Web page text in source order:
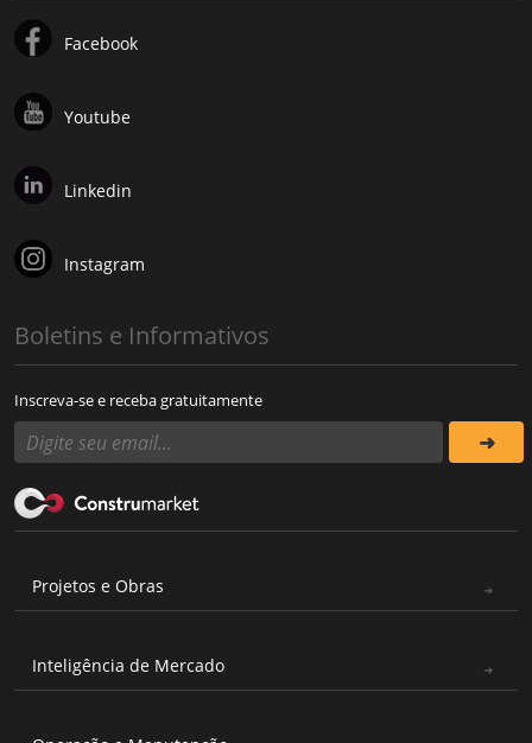
Facebook
Youtube
Linkedin
Instagram
Boletins e Informativos
Inscreva-se e receba gratuitamente
Projetos e Obras
Inteligência de Mercado